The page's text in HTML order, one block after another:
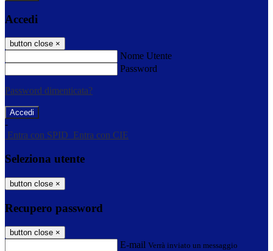
Accedi
button close ×
Nome Utente
Password
Password dimenticata?
-
Entra con SPID Entra con CIE
Seleziona utente
button close ×
Recupero password
button close ×
E-mail Verrà inviato un messaggio